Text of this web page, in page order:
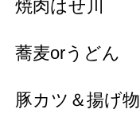
焼肉はせ川
蕎麦orうどん
豚カツ＆揚げ物